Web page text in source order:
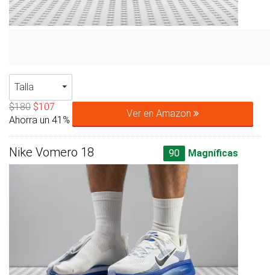
Talla
$180 $107
Ahorra un 41%
Ver en Amazon
Nike Vomero 18 90 Magníficas